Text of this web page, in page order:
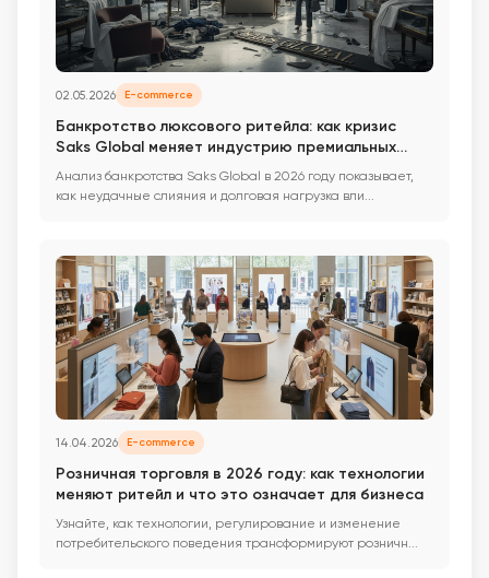
02.05.2026 E-commerce
Банкротство люксового ритейла: как кризис
Saks Global меняет индустрию премиальных
покупок
Анализ банкротства Saks Global в 2026 году показывает,
как неудачные слияния и долговая нагрузка вли...
14.04.2026 E-commerce
Розничная торговля в 2026 году: как технологии
меняют ритейл и что это означает для бизнеса
Узнайте, как технологии, регулирование и изменение
потребительского поведения трансформируют розничн...